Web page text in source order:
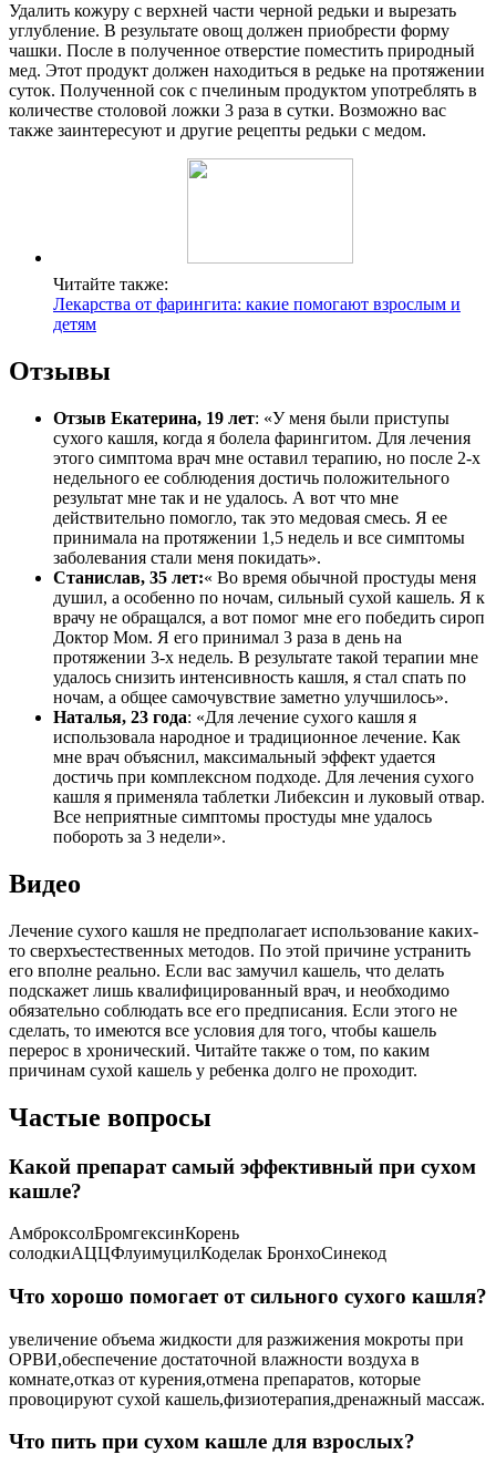
Удалить кожуру с верхней части черной редьки и вырезать
углубление. В результате овощ должен приобрести форму
чашки. После в полученное отверстие поместить природный
мед. Этот продукт должен находиться в редьке на протяжении
суток. Полученной сок с пчелиным продуктом употреблять в
количестве столовой ложки 3 раза в сутки. Возможно вас
также заинтересуют и другие рецепты редьки с медом.
Читайте также:
Лекарства от фарингита: какие помогают взрослым и
детям
Отзывы
Отзыв Екатерина, 19 лет: «У меня были приступы
сухого кашля, когда я болела фарингитом. Для лечения
этого симптома врач мне оставил терапию, но после 2-х
недельного ее соблюдения достичь положительного
результат мне так и не удалось. А вот что мне
действительно помогло, так это медовая смесь. Я ее
принимала на протяжении 1,5 недель и все симптомы
заболевания стали меня покидать».
Станислав, 35 лет:« Во время обычной простуды меня
душил, а особенно по ночам, сильный сухой кашель. Я к
врачу не обращался, а вот помог мне его победить сироп
Доктор Мом. Я его принимал 3 раза в день на
протяжении 3-х недель. В результате такой терапии мне
удалось снизить интенсивность кашля, я стал спать по
ночам, а общее самочувствие заметно улучшилось».
Наталья, 23 года: «Для лечение сухого кашля я
использовала народное и традиционное лечение. Как
мне врач объяснил, максимальный эффект удается
достичь при комплексном подходе. Для лечения сухого
кашля я применяла таблетки Либексин и луковый отвар.
Все неприятные симптомы простуды мне удалось
побороть за 3 недели».
Видео
Лечение сухого кашля не предполагает использование каких-
то сверхъестественных методов. По этой причине устранить
его вполне реально. Если вас замучил кашель, что делать
подскажет лишь квалифицированный врач, и необходимо
обязательно соблюдать все его предписания. Если этого не
сделать, то имеются все условия для того, чтобы кашель
перерос в хронический. Читайте также о том, по каким
причинам сухой кашель у ребенка долго не проходит.
Частые вопросы
Какой препарат самый эффективный при сухом
кашле?
АмброксолБромгексинКорень
солодкиАЦЦФлуимуцилКоделак БронхоСинекод
Что хорошо помогает от сильного сухого кашля?
увеличение объема жидкости для разжижения мокроты при
ОРВИ,обеспечение достаточной влажности воздуха в
комнате,отказ от курения,отмена препаратов, которые
провоцируют сухой кашель,физиотерапия,дренажный массаж.
Что пить при сухом кашле для взрослых?